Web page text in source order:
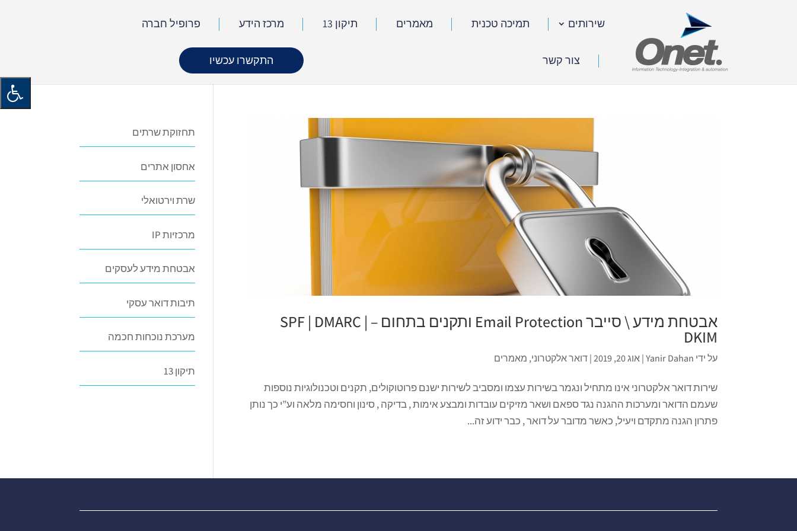
שירותים תמיכה טכנית מאמרים תיקון 13 מרכז הידע פרופיל חברה
צור קשר התקשרו עכשיו
אבטחת מידע \ סייבר Email Protection ותקנים בתחום – SPF | DMARC |
DKIM
על ידי Yanir Dahan
|אוג 20, 2019 |דואר אלקטרוני, מאמרים
שירות דואר אלקטרוני אינו מתחיל ונגמר בשירות עצמו ומסביב לשירות ישנם פרוטוקולים, תקנים וטכנולוגיות נוספות
שעמם הדואר ומערכות ההגנה נגד ספאם ושאר מזיקים עובדות ומבצע אימות , בדיקה , סינון וחסימה מלאה וע”י כך נותן
פתרון הגנה מתקדם ויעיל, כאשר מדובר על דואר , כבר ידוע זה...
תחזוקת שרתים
אחסון אתרים
שרת וירטואלי
מרכזיות IP
אבטחת מידע לעסקים
תיבות דואר עסקי
מערכת נוכחות חכמה
תיקון 13